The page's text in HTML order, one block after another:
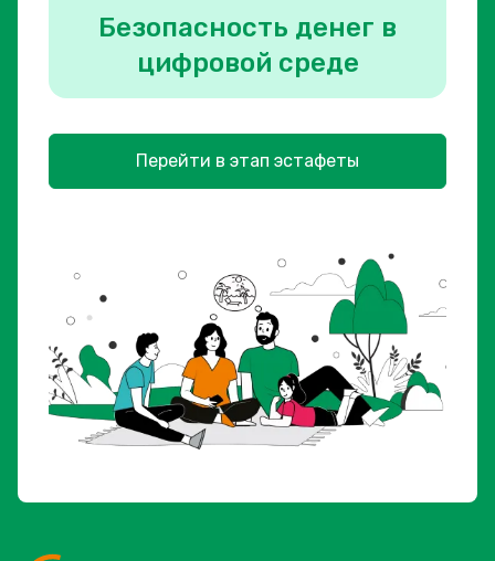
Безопасность денег в
цифровой среде
Перейти в этап эстафеты